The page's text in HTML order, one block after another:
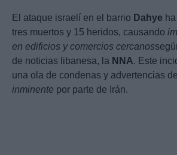
El ataque israelí en el barrio Dahye
tres muertos y 15 heridos, causando
en edificios y comercios cercanos
de noticias libanesa, la NNA. Este
una ola de condenas y advertencias
inminente por parte de Irán.